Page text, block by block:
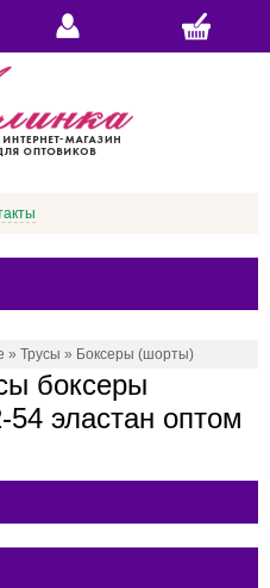
» Трусы » Боксеры (шорты)
боксеры
эластан оптом